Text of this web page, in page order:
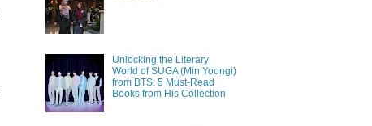
Unlocking the Literary
World of SUGA (Min Yoongi)
from BTS: 5 Must-Read
Books from His Collection